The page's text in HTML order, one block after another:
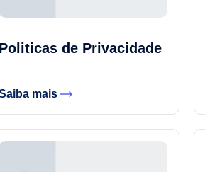
Politicas de Privacidade
mais